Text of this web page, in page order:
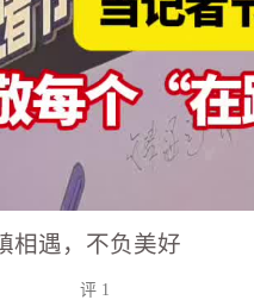
相遇，不负美好
评 1